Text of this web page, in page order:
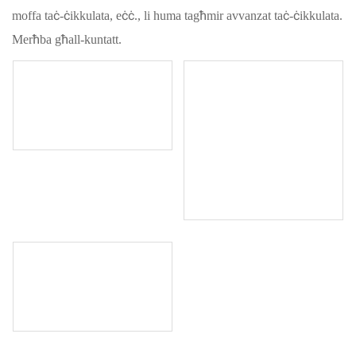
moffa taċ-ċikkulata, eċċ., li huma tagħmir avvanzat taċ-ċikkulata.
Merħba għall-kuntatt.